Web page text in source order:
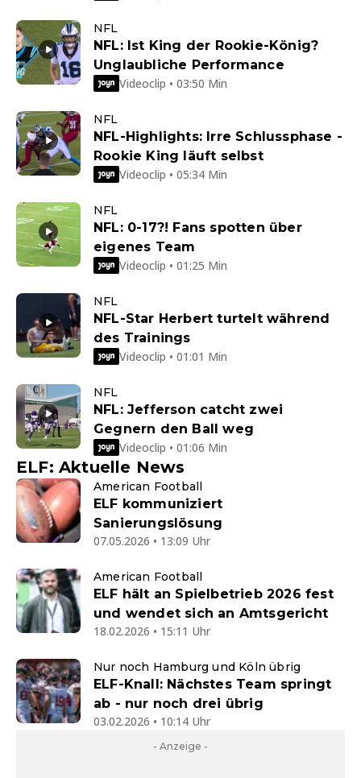
NFL
NFL: Ist King der Rookie-König?
Unglaubliche Performance
Videoclip • 03:50 Min
NFL
NFL-Highlights: Irre Schlussphase -
Rookie King läuft selbst
Videoclip • 05:34 Min
NFL
NFL: 0-17?! Fans spotten über
eigenes Team
Videoclip • 01:25 Min
NFL
NFL-Star Herbert turtelt während
des Trainings
Videoclip • 01:01 Min
NFL
NFL: Jefferson catcht zwei
Gegnern den Ball weg
Videoclip • 01:06 Min
ELF: Aktuelle News
American Football
ELF kommuniziert
Sanierungslösung
07.05.2026 • 13:09 Uhr
American Football
ELF hält an Spielbetrieb 2026 fest
und wendet sich an Amtsgericht
18.02.2026 • 15:11 Uhr
Nur noch Hamburg und Köln übrig
ELF-Knall: Nächstes Team springt
ab - nur noch drei übrig
03.02.2026 • 10:14 Uhr
- Anzeige -